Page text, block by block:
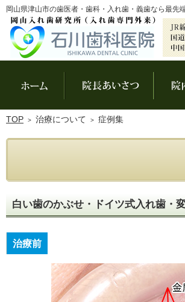
岡山県津山市の歯医者・歯科・入れ歯・義歯なら最先
白い歯のかぶせ・ドイツ式入れ歯・
治療前
TOP 治療について 症例集